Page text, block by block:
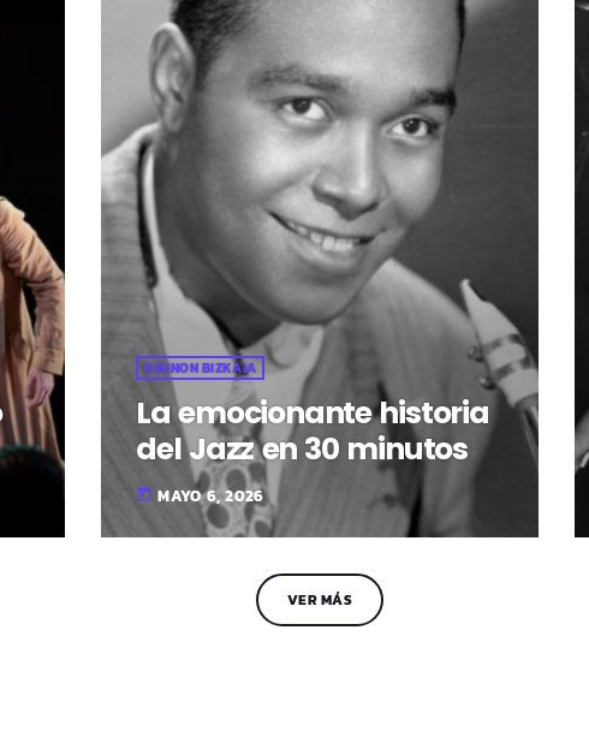
EGUNON BIZKAIA
La emocionante historia
del Jazz en 30 minutos
today MAYO 6, 2026
VER MÁS